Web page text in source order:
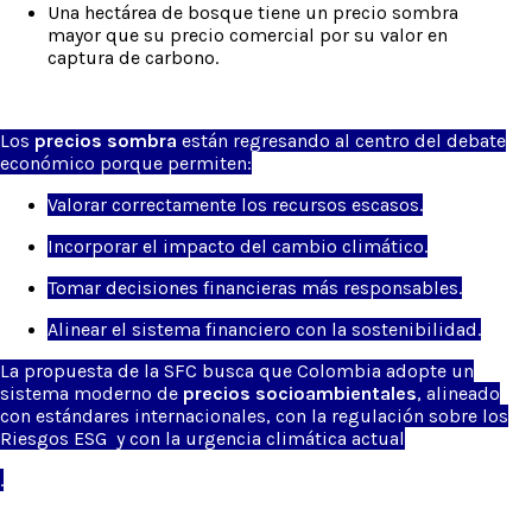
Una hectárea de bosque tiene un precio sombra
mayor que su precio comercial por su valor en
captura de carbono.
Los precios sombra están regresando al centro del debate
económico porque permiten:
Valorar correctamente los recursos escasos.
Incorporar el impacto del cambio climático.
Tomar decisiones financieras más responsables.
Alinear el sistema financiero con la sostenibilidad.
La propuesta de la SFC busca que Colombia adopte un
sistema moderno de precios socioambientales, alineado
con estándares internacionales, con la regulación sobre los
Riesgos ESG y con la urgencia climática actual
.